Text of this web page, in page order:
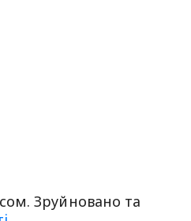
Зруйновано та